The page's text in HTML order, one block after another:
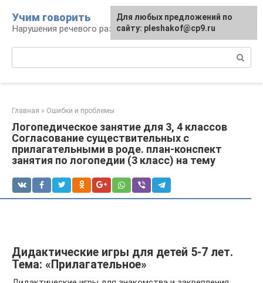
контенту
Учим говорить
Нарушения речевого развития
Главная » Ошибки и проблемы
Логопедическое занятие для 3, 4 классов
Согласование существительных с
прилагательными в роде. план-конспект
занятия по логопедии (3 класс) на тему
Дидактические игры для детей 5-7 лет.
Тема: «Прилагательное»
Для любых предложений по
сайту: pleshakof@cp9.ru